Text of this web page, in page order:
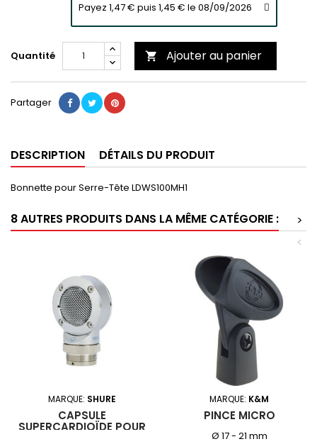
Payez 1,47 € puis 1,45 € le 08/09/2026
Quantité  Ajouter au panier
Partager
DESCRIPTION DÉTAILS DU PRODUIT
Bonnette pour Serre-Tête LDWS100MH1
8 AUTRES PRODUITS DANS LA MÊME CATÉGORIE :
>
<
MARQUE: SHURE
CAPSULE
SUPERCARDIOÏDE POUR
MARQUE: K&M
PINCE MICRO
Ø 17 - 21 mm